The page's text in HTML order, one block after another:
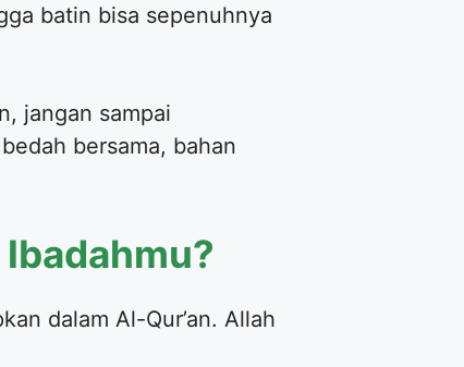
batin bisa sepenuhnya
jangan sampai
bersama, bahan
dalam Al-Qur’an. Allah